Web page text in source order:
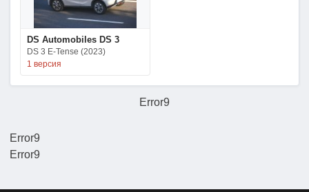
Error9
DS Automobiles DS 3
DS 3 E-Tense (2023)
1 версия
Error9
Error9